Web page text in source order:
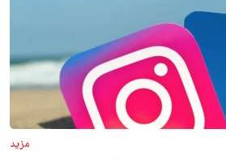
مزید